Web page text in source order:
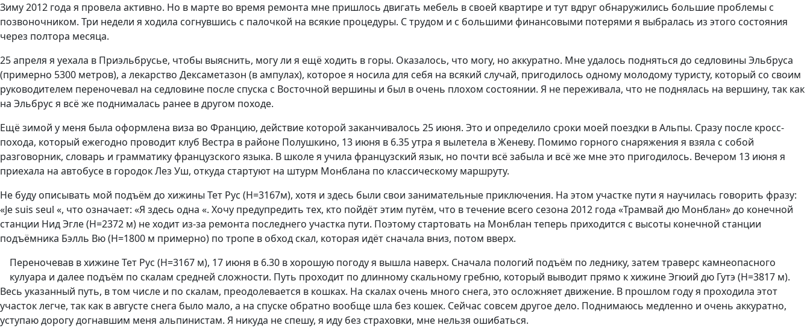
Зиму 2012 года я провела активно. Но в марте во время ремонта мне пришлось двигать мебель в своей квартире и тут вдруг обнаружились большие проблемы с
позвоночником. Три недели я ходила согнувшись с палочкой на всякие процедуры. С трудом и с большими финансовыми потерями я выбралась из этого состояния
через полтора месяца.
25 апреля я уехала в Приэльбрусье, чтобы выяснить, могу ли я ещё ходить в горы. Оказалось, что могу, но аккуратно. Мне удалось подняться до седловины Эльбруса
(примерно 5300 метров), а лекарство Дексаметазон (в ампулах), которое я носила для себя на всякий случай, пригодилось одному молодому туристу, который со своим
руководителем переночевал на седловине после спуска с Восточной вершины и был в очень плохом состоянии. Я не переживала, что не поднялась на вершину, так как
на Эльбрус я всё же поднималась ранее в другом походе.
Ещё зимой у меня была оформлена виза во Францию, действие которой заканчивалось 25 июня. Это и определило сроки моей поездки в Альпы. Сразу после кросс-
похода, который ежегодно проводит клуб Вестра в районе Полушкино, 13 июня в 6.35 утра я вылетела в Женеву. Помимо горного снаряжения я взяла с собой
разговорник, словарь и грамматику французского языка. В школе я учила французский язык, но почти всё забыла и всё же мне это пригодилось. Вечером 13 июня я
приехала на автобусе в городок Лез Уш, откуда стартуют на штурм Монблана по классическому маршруту.
Не буду описывать мой подъём до хижины Тет Рус (Н=3167м), хотя и здесь были свои занимательные приключения. На этом участке пути я научилась говорить фразу:
«Je suis seul «, что означает: «Я здесь одна «. Хочу предупредить тех, кто пойдёт этим путём, что в течение всего сезона 2012 года «Трамвай дю Монблан» до конечной
станции Нид Эгле (Н=2372 м) не ходит из-за ремонта последнего участка пути. Поэтому стартовать на Монблан теперь приходится с высоты конечной станции
подъёмника Бэлль Вю (Н=1800 м примерно) по тропе в обход скал, которая идёт сначала вниз, потом вверх.
Переночевав в хижине Тет Рус (Н=3167 м), 17 июня в 6.30 в хорошую погоду я вышла наверх. Сначала пологий подъём по леднику, затем траверс камнеопасного
кулуара и далее подъём по скалам средней сложности. Путь проходит по длинному скальному гребню, который выводит прямо к хижине Эгюий дю Гутэ (Н=3817 м).
Весь указанный путь, в том числе и по скалам, преодолевается в кошках. На скалах очень много снега, это осложняет движение. В прошлом году я проходила этот
участок легче, так как в августе снега было мало, а на спуске обратно вообще шла без кошек. Сейчас совсем другое дело. Поднимаюсь медленно и очень аккуратно,
уступаю дорогу догнавшим меня альпинистам. Я никуда не спешу, я иду без страховки, мне нельзя ошибаться.